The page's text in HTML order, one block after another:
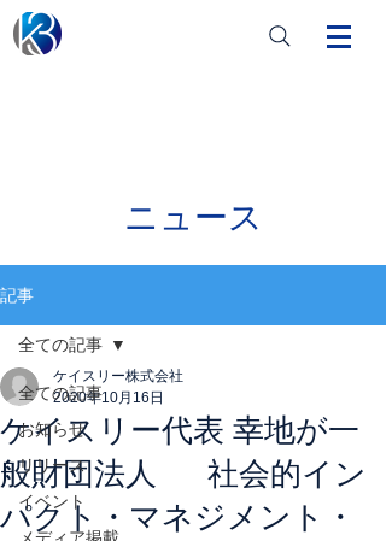
ニュース
記事
全ての記事
お知らせ
リリース
イベント
全ての記事
ケイスリー代表 幸地が一
般財団法人 社会的イン
パクト・マネジメント・
ケイスリー株式会社
2020年10月16日